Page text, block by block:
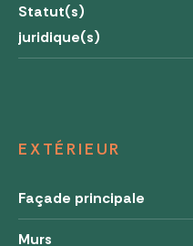
Statut(s)
juridique(s)
EXTÉRIEUR
Façade principale
Murs